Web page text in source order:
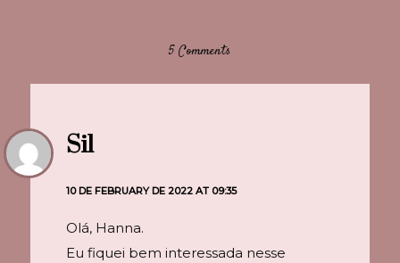
5 Comments
Sil
10 DE FEBRUARY DE 2022 AT 09:35
Olá, Hanna.
Eu fiquei bem interessada nesse